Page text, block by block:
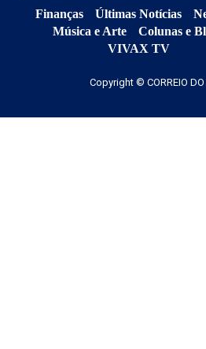
Finanças Últimas Notícias
Música e Arte
Colunas e
VIVAX TV
Copyright © CORREIO